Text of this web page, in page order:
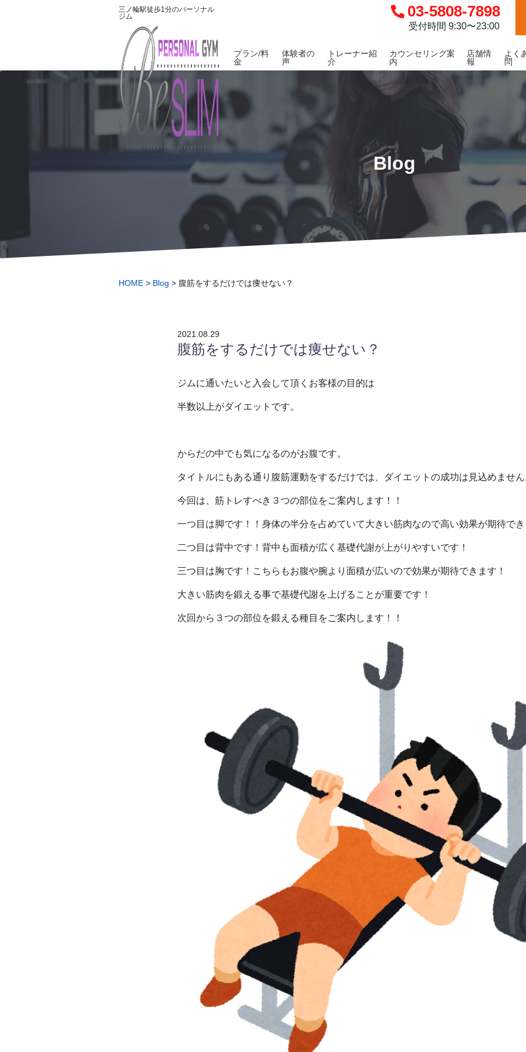
三ノ輪駅徒歩1分のパーソナル
ジム
03-5808-7898
受付時間 9:30〜23:00
プラン/料
金
体験者の
声
トレーナー紹
介
カウンセリング案
内
店舗情
報
よく
問
Blog
HOME > Blog > 腹筋をするだけでは痩せない？
2021.08.29
腹筋をするだけでは痩せない？
ジムに通いたいと入会して頂くお客様の目的は
半数以上がダイエットです。
からだの中でも気になるのがお腹です。
タイトルにもある通り腹筋運動をするだけでは、ダイエットの成功は見込めません
今回は、筋トレすべき３つの部位をご案内します！！
一つ目は脚です！！身体の半分を占めていて大きい筋肉なので高い効果が期待でき
二つ目は背中です！背中も面積が広く基礎代謝が上がりやすいです！
三つ目は胸です！こちらもお腹や腕より面積が広いので効果が期待できます！
大きい筋肉を鍛える事で基礎代謝を上げることが重要です！
次回から３つの部位を鍛える種目をご案内します！！